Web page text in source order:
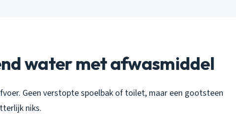
water met afwasmiddel
Geen verstopte spoelbak of toilet, maar een gootsteen
niks.